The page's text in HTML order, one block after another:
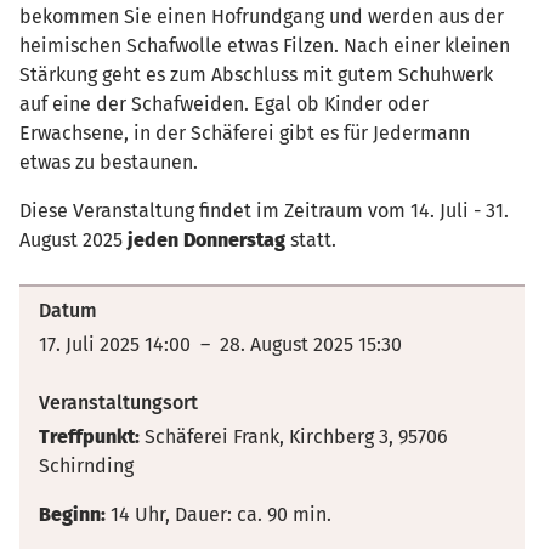
bekommen Sie einen Hofrundgang und werden aus der
heimischen Schafwolle etwas Filzen. Nach einer kleinen
Stärkung geht es zum Abschluss mit gutem Schuhwerk
auf eine der Schafweiden. Egal ob Kinder oder
Erwachsene, in der Schäferei gibt es für Jedermann
etwas zu bestaunen.
Diese Veranstaltung findet im Zeitraum vom 14. Juli - 31.
August 2025 jeden Donnerstag statt.
Datum
17. Juli 2025 14:00 – 28. August 2025 15:30
Veranstaltungsort
Treffpunkt: Schäferei Frank, Kirchberg 3, 95706
Schirnding
Beginn: 14 Uhr, Dauer: ca. 90 min.